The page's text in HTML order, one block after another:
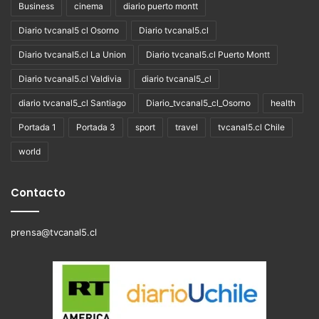
Business cinema diario puerto montt
Diario tvcanal5 cl Osorno Diario tvcanal5.cl
Diario tvcanal5.cl La Union Diario tvcanal5.cl Puerto Montt
Diario tvcanal5.cl Valdivia diario tvcanal5_cl
diario tvcanal5_cl Santiago Diario_tvcanal5_cl_Osorno health
Portada 1 Portada 3 sport travel tvcanal5.cl Chile
world
Contacto
prensa@tvcanal5.cl